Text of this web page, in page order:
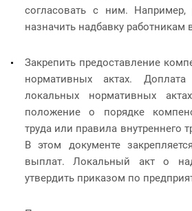
согласовать с ним. Например,
назначить надбавку работникам
Закрепить предоставление
нормативных актах. Доплата
локальных нормативных
положение о порядке
труда или правила внутреннего
В этом документе
выплат. Локальный акт о
утвердить приказом по